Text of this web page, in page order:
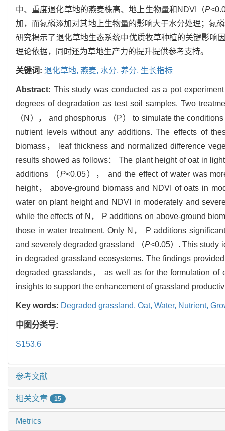
中、重度退化草地的燕麦株高、地上生物量和NDVI（P
加，而氮磷添加对其地上生物量的影响大于水分处理；氮
研究揭示了退化草地生态系统中优质牧草种植的关键影响
理论依据，同时还为草地生产力的提升提供参考支持。
关键词: 退化草地, 燕麦, 水分, 养分, 生长指标
Abstract: This study was conducted as a pot
degrees of degradation as test soil samples. Two
（N）， and phosphorus （P） to simulate the
nutrient levels without any additions. The effects of
biomass， leaf thickness and normalized difference
results showed as follows： The plant height of oat in
additions （P<0.05）， and the effect of water was
height， above-ground biomass and NDVI of oats in
water on plant height and NDVI in moderately and
while the effects of N， P additions on above-ground
those in water treatment. Only N， P additions
and severely degraded grassland （P<0.05）. This study
in degraded grassland ecosystems. The findings
degraded grasslands， as well as for the formulation of
insights to support the enhancement of grassland
Key words: Degraded grassland, Oat, Water, Nutrient,
中图分类号:
S153.6
参考文献
相关文章 15
Metrics